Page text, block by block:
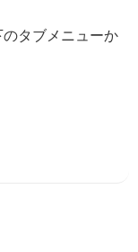
タブメニューか